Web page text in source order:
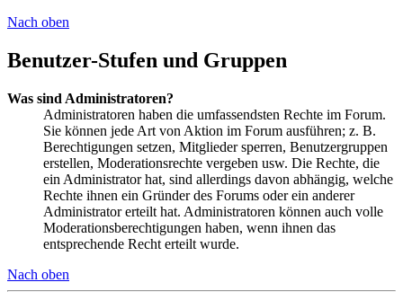
Nach oben
Benutzer-Stufen und Gruppen
Was sind Administratoren?
Administratoren haben die umfassendsten Rechte im Forum.
Sie können jede Art von Aktion im Forum ausführen; z. B.
Berechtigungen setzen, Mitglieder sperren, Benutzergruppen
erstellen, Moderationsrechte vergeben usw. Die Rechte, die
ein Administrator hat, sind allerdings davon abhängig, welche
Rechte ihnen ein Gründer des Forums oder ein anderer
Administrator erteilt hat. Administratoren können auch volle
Moderationsberechtigungen haben, wenn ihnen das
entsprechende Recht erteilt wurde.
Nach oben